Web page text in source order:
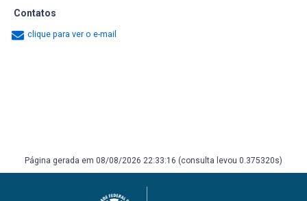
Contatos
clique para ver o e-mail
Página gerada em 08/08/2026 22:33:16 (consulta levou 0.375320s)